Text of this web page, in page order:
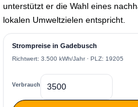
unterstützt er die Wahl eines
lokalen Umweltzielen entspricht.
Strompreise in Gadebusch
Richtwert: 3.500 kWh/Jahr · PLZ: 19205
Verbrauch